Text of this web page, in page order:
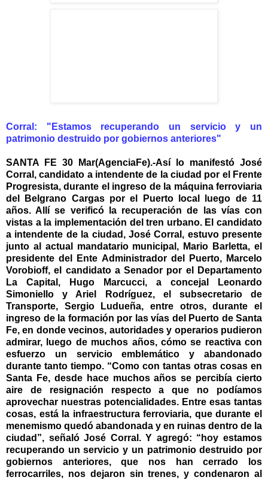
Corral: "Estamos recuperando un servicio y un
patrimonio destruido por gobiernos anteriores"
SANTA FE 30 Mar(AgenciaFe).-Así lo manifestó José
Corral, candidato a intendente de la ciudad por el Frente
Progresista, durante el ingreso de la máquina ferroviaria
del Belgrano Cargas por el Puerto local luego de 11
años. Allí se verificó la recuperación de las vías con
vistas a la implementación del tren urbano. El candidato
a intendente de la ciudad, José Corral, estuvo presente
junto al actual mandatario municipal, Mario Barletta, el
presidente del Ente Administrador del Puerto, Marcelo
Vorobioff, el candidato a Senador por el Departamento
La Capital, Hugo Marcucci, a concejal Leonardo
Simoniello y Ariel Rodríguez, el subsecretario de
Transporte, Sergio Ludueña, entre otros, durante el
ingreso de la formación por las vías del Puerto de Santa
Fe, en donde vecinos, autoridades y operarios pudieron
admirar, luego de muchos años, cómo se reactiva con
esfuerzo un servicio emblemático y abandonado
durante tanto tiempo. “Como con tantas otras cosas en
Santa Fe, desde hace muchos años se percibía cierto
aire de resignación respecto a que no podíamos
aprovechar nuestras potencialidades. Entre esas tantas
cosas, está la infraestructura ferroviaria, que durante el
menemismo quedó abandonada y en ruinas dentro de la
ciudad”, señaló José Corral. Y agregó: “hoy estamos
recuperando un servicio y un patrimonio destruido por
gobiernos anteriores, que nos han cerrado los
ferrocarriles, nos dejaron sin trenes, y condenaron al